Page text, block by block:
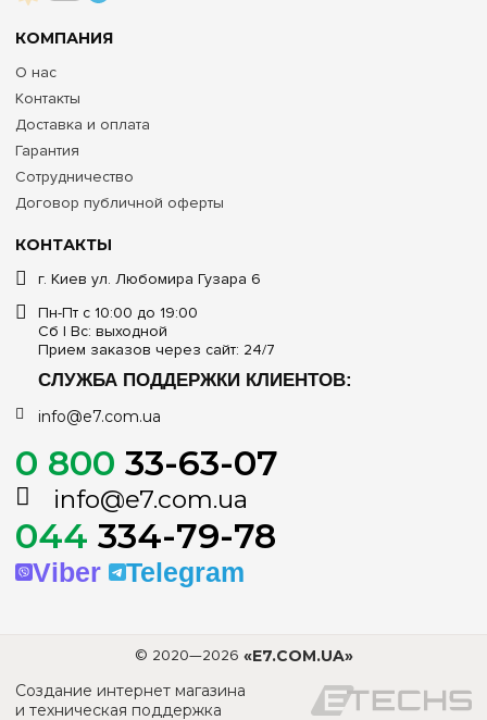
КОНТАКТЫ
г. Киев ул. Любомира Гузара 6
Пн-Пт с 10:00 до 19:00
Сб | Вс: выходной
Прием заказов через сайт: 24/7
СЛУЖБА ПОДДЕРЖКИ КЛИЕНТОВ:
info@e7.com.ua
0 800 33-63-07
info@e7.com.ua
044 334-79-78
Viber Telegram
КОМПАНИЯ
О нас
Контакты
Доставка и оплата
Гарантия
Сотрудничество
Договор публичной оферты
© 2020—2026 «E7.COM.UA»
Создание интернет магазина
и техническая поддержка